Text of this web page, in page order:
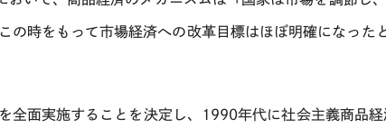
の時をもって市場経済への改革目標はほぼ明確になった
全面実施することを決定し、1990年代に社会主義商品経